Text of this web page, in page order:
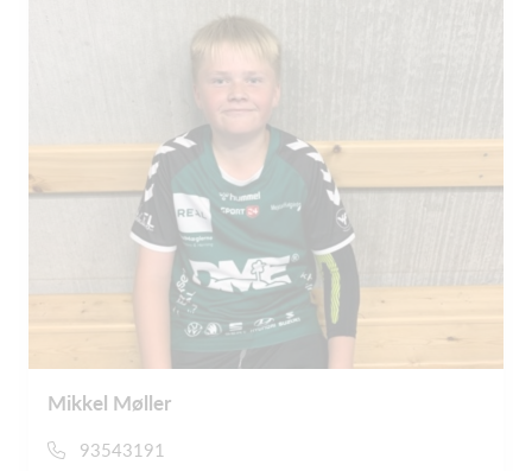
Mikkel Møller
93543191